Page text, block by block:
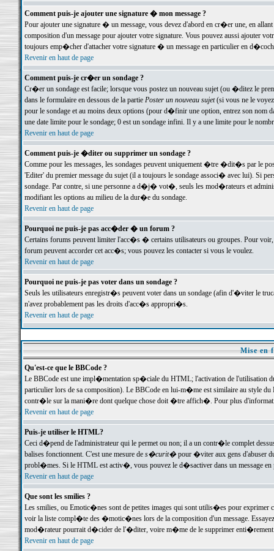
Comment puis-je ajouter une signature � mon message ?
Pour ajouter une signature � un message, vous devez d'abord en cr�er une, en
composition d'un message pour ajouter votre signature. Vous pouvez aussi ajouter
toujours emp�cher d'attacher votre signature � un message en particulier en
Revenir en haut de page
Comment puis-je cr�er un sondage ?
Cr�er un sondage est facile; lorsque vous postez un nouveau sujet (ou �ditez le
dans le formulaire en dessous de la partie Poster un nouveau sujet(si vous ne le voyez
pour le sondage et au moins deux options (pour d�finir une option, entrez son nom
une date limite pour le sondage; 0 est un sondage infini. Il y a une limite pour le
Revenir en haut de page
Comment puis-je �diter ou supprimer un sondage ?
Comme pour les messages, les sondages peuvent uniquement �tre �dit�s par le
'Editer' du premier message du sujet (il a toujours le sondage associ� avec lui). Si
sondage. Par contre, si une personne a d�j� vot�, seuls les mod�rateurs et
modifiant les options au milieu de la dur�e du sondage.
Revenir en haut de page
Pourquoi ne puis-je pas acc�der � un forum ?
Certains forums peuvent limiter l'acc�s � certains utilisateurs ou groupes. Pour
forum peuvent accorder cet acc�s; vous pouvez les contacter si vous le voulez.
Revenir en haut de page
Pourquoi ne puis-je pas voter dans un sondage ?
Seuls les utilisateurs enregistr�s peuvent voter dans un sondage (afin d'�viter le
n'avez probablement pas les droits d'acc�s appropri�s.
Revenir en haut de page
Mise en
Qu'est-ce que le BBCode ?
Le BBCode est une impl�mentation sp�ciale du HTML; l'activation de l'utilisation
particulier lors de sa composition). Le BBCode en lui-m�me est similaire au style
contr�le sur la mani�re dont quelque chose doit �tre affich�. Pour plus
Revenir en haut de page
Puis-je utiliser le HTML?
Ceci d�pend de l'administrateur qui le permet ou non; il a un contr�le complet
balises fonctionnent. C'est une mesure de s�curit�pour �viter aux gens d'abuser
probl�mes. Si le HTML est activ�, vous pouvez le d�sactiver dans un message en
Revenir en haut de page
Que sont les smilies ?
Les smilies, ou Emotic�nes sont de petites images qui sont utilis�es pour exprimer
voir la liste compl�te des �motic�nes lors de la composition d'un message.
mod�rateur pourrait d�cider de l'�diter, voire m�me de le supprimer
Revenir en haut de page